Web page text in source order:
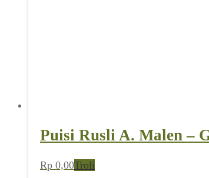
Puisi Rusli A. Malen –
Rp 0,00Troli